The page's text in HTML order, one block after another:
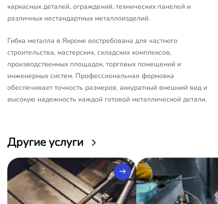
каркасных деталей, ограждений, технических панелей и
различных нестандартных металлоизделий.
Гибка металла в Яхроме востребована для частного
строительства, мастерских, складских комплексов,
производственных площадок, торговых помещений и
инженерных систем. Профессиональная формовка
обеспечивает точность размеров, аккуратный внешний вид и
высокую надежность каждой готовой металлической детали.
Другие услуги